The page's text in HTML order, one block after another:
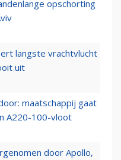
opschorting
langste vrachtvlucht
uit
maatschappij gaat
A220-100-vloot
door Apollo,